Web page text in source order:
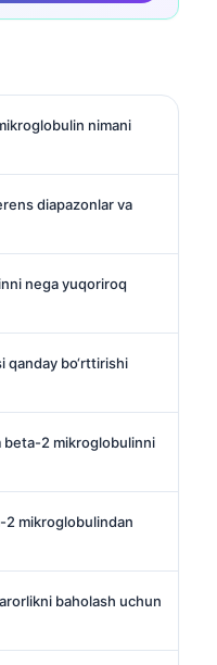
nimani
diapazonlar va
nega yuqoriroq
qanday bo‘rttirishi
beta-2 mikroglobulinni
2 mikroglobulindan
baholash uchun